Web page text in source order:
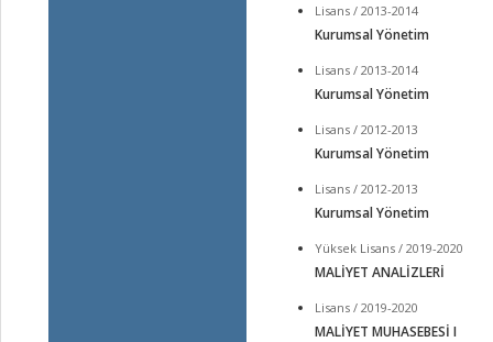
Lisans / 2013-2014
Kurumsal Yönetim
Lisans / 2013-2014
Kurumsal Yönetim
Lisans / 2012-2013
Kurumsal Yönetim
Lisans / 2012-2013
Kurumsal Yönetim
Yüksek Lisans / 2019-2020
MALİYET ANALİZLERİ
Lisans / 2019-2020
MALİYET MUHASEBESİ I